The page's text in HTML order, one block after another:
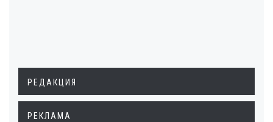
РЕДАКЦИЯ
РЕКЛАМА